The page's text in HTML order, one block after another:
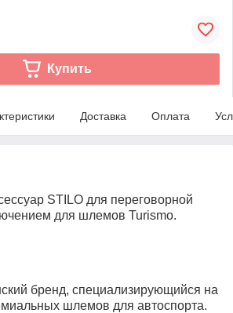
Купить
Доставка Оплата
STILO для переговорной
для шлемов Turismo.
бренд, специализирующийся на
шлемов для автоспорта.